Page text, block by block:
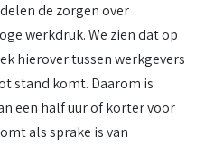
de zorgen over
werkdruk. We zien dat op
hierover tussen werkgevers
stand komt. Daarom is
een half uur of korter voor
als sprake is van